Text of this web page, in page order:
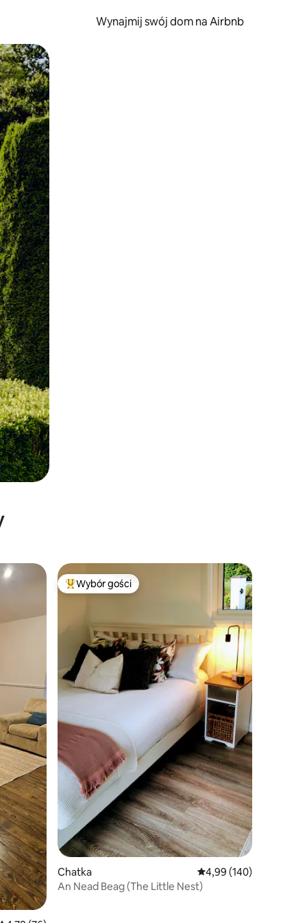
Wynajmij swój dom na Airbnb
pomocą gestów dotykowych lub przesuwania.
Najpopularniejsze z kategorii Wybór gości
Wybór gości
Chatka Średnia ocena: 4,99
4,99 (140)
An Nead Beag (The Little Nest)